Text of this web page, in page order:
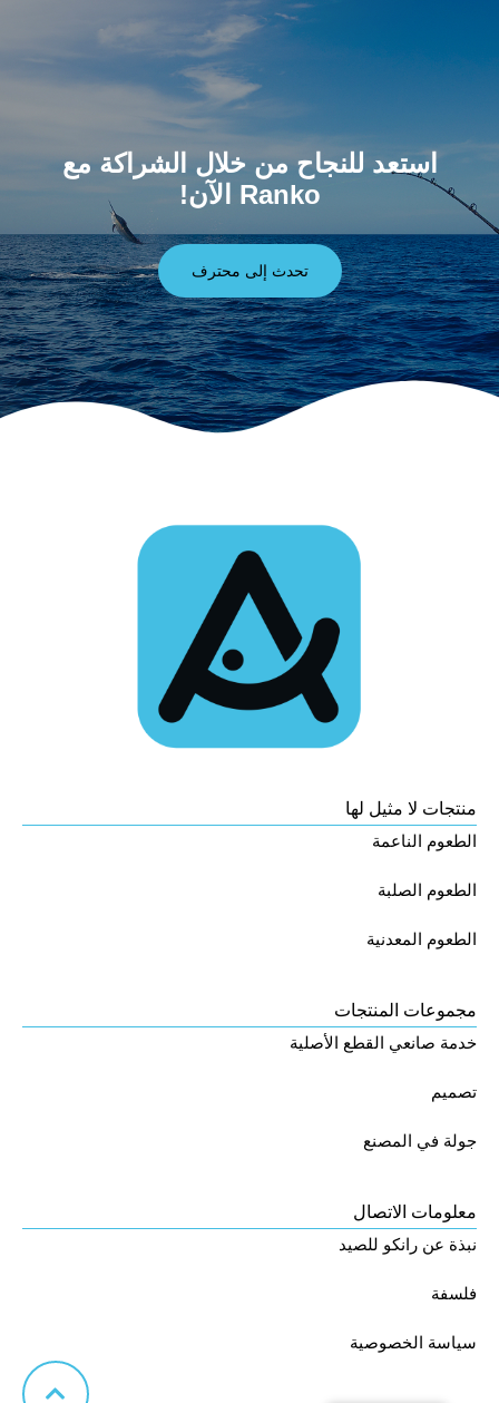
استعد للنجاح من خلال الشراكة مع
Ranko الآن!
تحدث إلى محترف
منتجات لا مثيل لها
الطعوم الناعمة
الطعوم الصلبة
الطعوم المعدنية
مجموعات المنتجات
خدمة صانعي القطع الأصلية
تصميم
جولة في المصنع
معلومات الاتصال
نبذة عن رانكو للصيد
فلسفة
سياسة الخصوصية